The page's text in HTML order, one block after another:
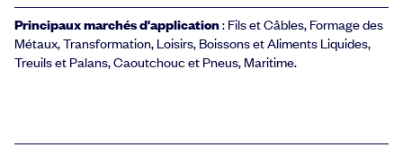
Principaux marchés d'application: Fils et Câbles, Formage des
Métaux, Transformation, Loisirs, Boissons et Aliments Liquides,
Treuils et Palans, Caoutchouc et Pneus, Maritime.